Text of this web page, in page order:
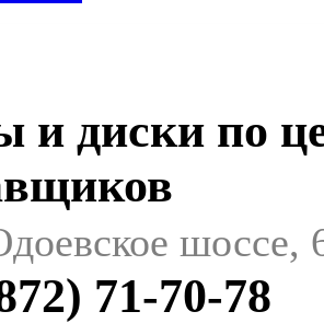
диски по
шоссе,
71-70-78